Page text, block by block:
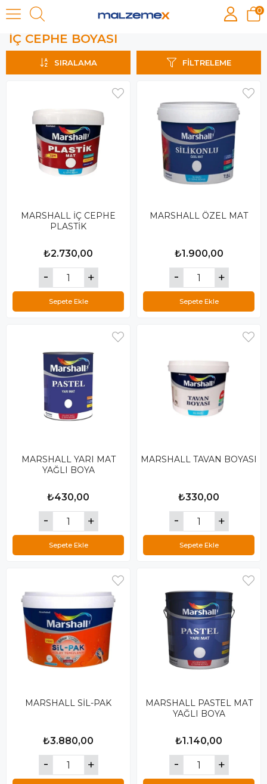
0
İÇ CEPHE BOYASI
FILTRELEME
SIRALAMA
MARSHALL İÇ CEPHE
PLASTİK
₺2.730,00
Sepete Ekle
MARSHALL ÖZEL MAT
₺1.900,00
Sepete Ekle
MARSHALL YARI MAT
YAĞLI BOYA
₺430,00
Sepete Ekle
MARSHALL TAVAN BOYASI
₺330,00
Sepete Ekle
MARSHALL SİL-PAK
₺3.880,00
MARSHALL PASTEL MAT
YAĞLI BOYA
₺1.140,00